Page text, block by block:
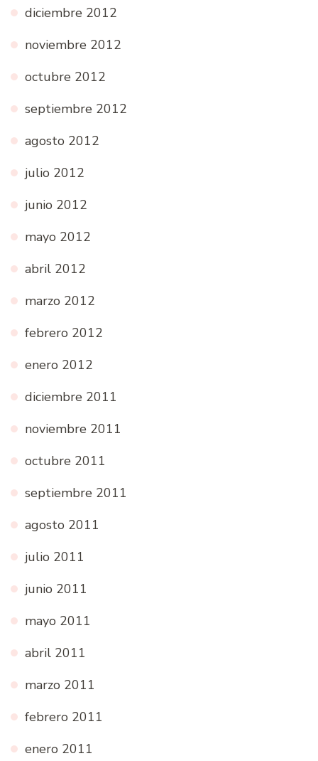
diciembre 2012
noviembre 2012
octubre 2012
septiembre 2012
agosto 2012
julio 2012
junio 2012
mayo 2012
abril 2012
marzo 2012
febrero 2012
enero 2012
diciembre 2011
noviembre 2011
octubre 2011
septiembre 2011
agosto 2011
julio 2011
junio 2011
mayo 2011
abril 2011
marzo 2011
febrero 2011
enero 2011